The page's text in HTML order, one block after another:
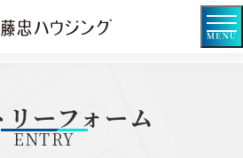
リーフォーム
ENTRY